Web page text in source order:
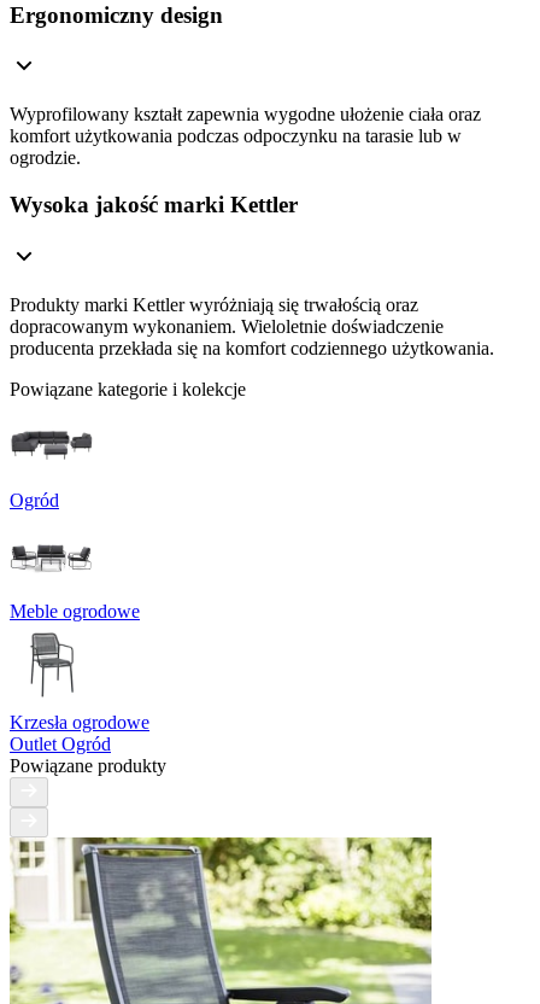
Ergonomiczny design
Wyprofilowany kształt zapewnia wygodne ułożenie ciała oraz
komfort użytkowania podczas odpoczynku na tarasie lub w
ogrodzie.
Wysoka jakość marki Kettler
Produkty marki Kettler wyróżniają się trwałością oraz
dopracowanym wykonaniem. Wieloletnie doświadczenie
producenta przekłada się na komfort codziennego użytkowania.
Powiązane kategorie i kolekcje
Ogród
Meble ogrodowe
Krzesła ogrodowe
Outlet Ogród
Powiązane produkty